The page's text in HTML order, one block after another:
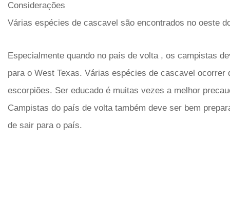
Considerações
Várias espécies de cascavel são encontrados no oeste
Especialmente quando no país de volta , os campistas
para o West Texas. Várias espécies de cascavel ocorrer
escorpiões. Ser educado é muitas vezes a melhor
Campistas do país de volta também deve ser bem
de sair para o país.